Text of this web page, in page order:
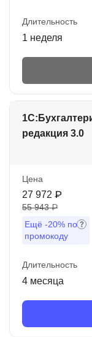
Длительность
1 неделя
редакция 3.0
Цена
27 972 ₽
55 943 ₽
Ещё -20% по
промокоду
Длительность
4 месяца